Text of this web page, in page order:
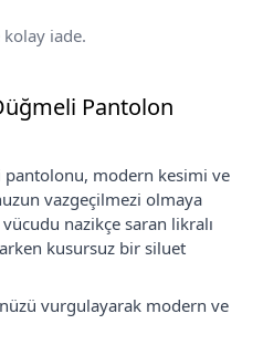
kolay iade.
Pantolon
pantolonu, modern kesimi ve
vazgeçilmezi olmaya
nazikçe saran likralı
kusursuz bir siluet
vurgulayarak modern ve